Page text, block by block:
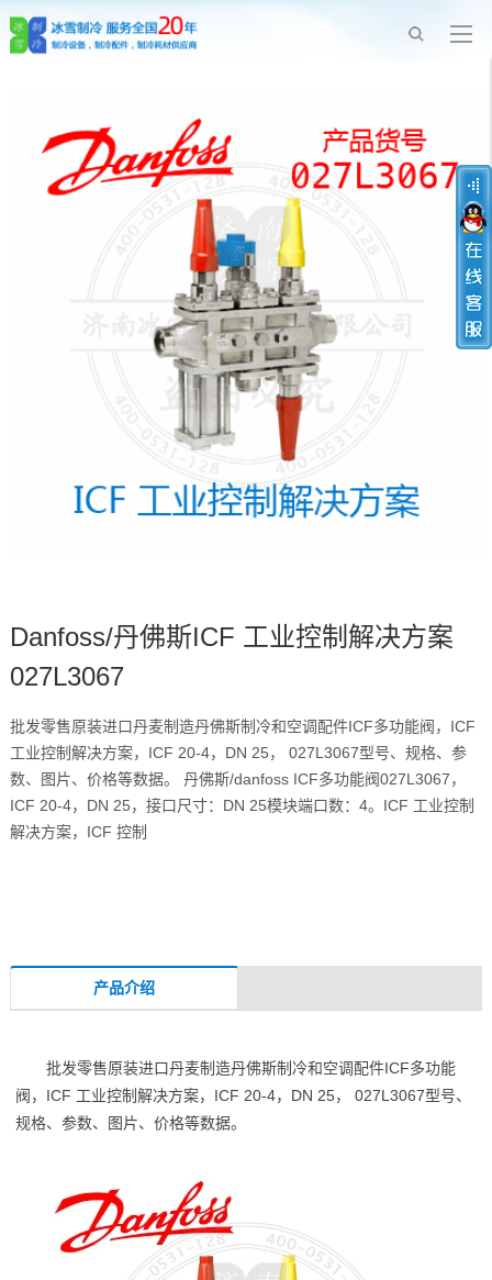
Danfoss/丹佛斯ICF 工业控制解决方案
027L3067
批发零售原装进口丹麦制造丹佛斯制冷和空调配件ICF多功能阀，ICF
工业控制解决方案，ICF 20-4，DN 25， 027L3067型号、规格、参
数、图片、价格等数据。 丹佛斯/danfoss ICF多功能阀027L3067，
ICF 20-4，DN 25，接口尺寸：DN 25模块端口数：4。ICF 工业控制
解决方案，ICF 控制
产品介绍
批发零售原装进口丹麦制造丹佛斯制冷和空调配件ICF多功能
阀，ICF 工业控制解决方案，ICF 20-4，DN 25， 027L3067型号、
规格、参数、图片、价格等数据。